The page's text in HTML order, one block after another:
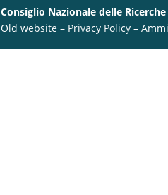
Consiglio Nazionale delle
Old website – Privacy Policy –